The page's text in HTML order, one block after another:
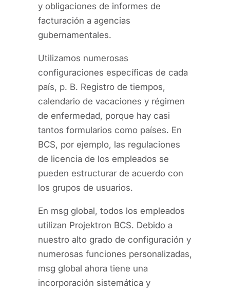
y obligaciones de informes de
facturación a agencias
gubernamentales.
Utilizamos numerosas
configuraciones específicas de cada
país, p. B. Registro de tiempos,
calendario de vacaciones y régimen
de enfermedad, porque hay casi
tantos formularios como países. En
BCS, por ejemplo, las regulaciones
de licencia de los empleados se
pueden estructurar de acuerdo con
los grupos de usuarios.
En msg global, todos los empleados
utilizan Projektron BCS. Debido a
nuestro alto grado de configuración y
numerosas funciones personalizadas,
msg global ahora tiene una
incorporación sistemática y